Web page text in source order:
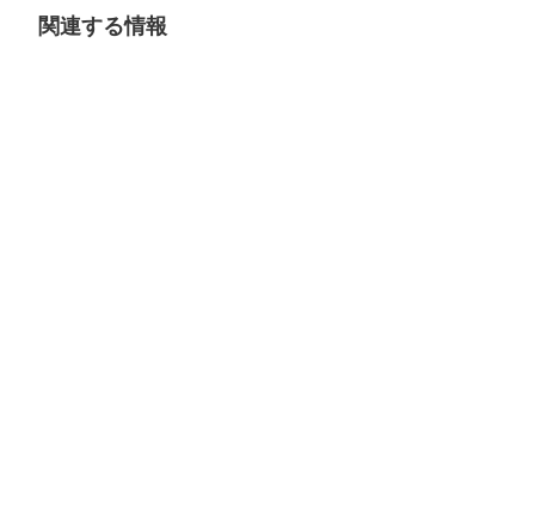
関連する情報